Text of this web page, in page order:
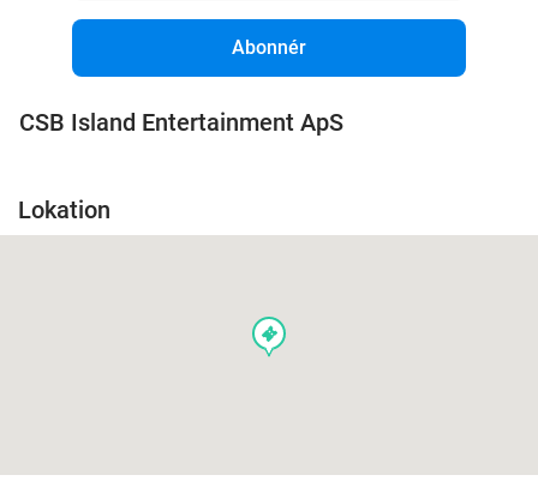
Abonnér
CSB Island Entertainment ApS
Lokation
events